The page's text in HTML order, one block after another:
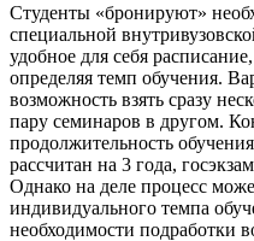
Студенты «бронируют»
специальной
удобное для себя
определяя темп обучения.
возможность взять сразу
пару семинаров в другом.
продолжительность
рассчитан на 3 года,
Однако на деле процесс
индивидуального темпа
необходимости подработки